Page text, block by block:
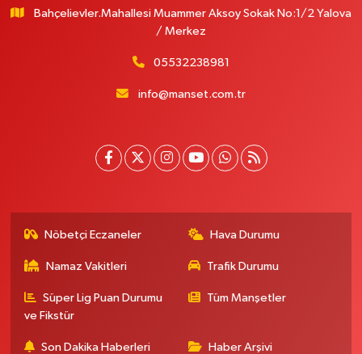
Bahçelievler.Mahallesi Muammer Aksoy Sokak No:1/2 Yalova
/ Merkez
05532238981
info@manset.com.tr
Nöbetçi Eczaneler Hava Durumu
Namaz Vakitleri Trafik Durumu
Süper Lig Puan Durumu
ve Fikstür
Tüm Manşetler
Son Dakika Haberleri Haber Arşivi